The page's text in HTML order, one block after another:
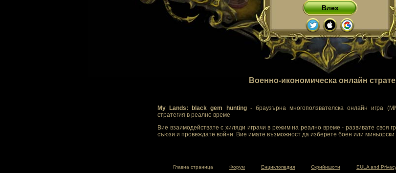
Влез
Военно-икономическа онлайн
My Lands: black gem hunting- браузърна многоползвателска онлайн игра
стратегия в реално време
Вие взаимодействате с хиляди играчи в режим на реално време - развивате своя
съюзи и провеждате войни. Вие имате възможност да изберете боен или
Главна страница Форум Енциклопедия Скрийншоти EULA and